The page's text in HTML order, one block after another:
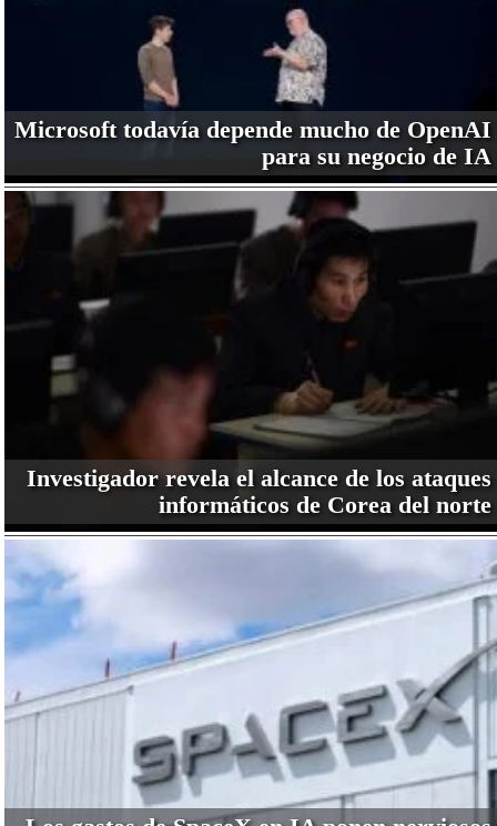
Microsoft todavía depende mucho de OpenAI
para su negocio de IA
Investigador revela el alcance de los ataques
informáticos de Corea del norte